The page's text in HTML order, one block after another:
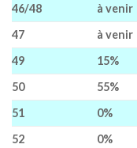
46/48
à venir
47
à venir
49
15%
50
55%
51
0%
52
0%